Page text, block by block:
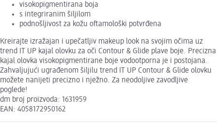
visokopigmentirana boja
s integriranim šiljilom
podnošljivost za kožu oftamološki potvrđena
Kreirajte izražajan i upečatljiv makeup look na svojim očima uz
trend IT UP kajal olovku za oči Contour & Glide plave boje. Precizna
kajal olovka visokopigmentirane boje vodootporna je i postojana.
Zahvaljujući ugrađenom šiljilu trend IT UP Contour & Glide olovku
možete nanijeti precizno i nježno. Za neodoljive zavodljive
poglede!
dm broj proizvoda: 1631959
EAN: 4058172950162